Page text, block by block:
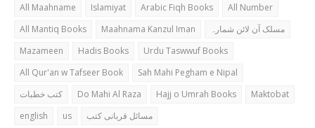
All Maahname
Islamiyat Arabic Fiqh Books
All Number
All Mantiq Books
Maahnama Kanzul Iman
مسلک آن لائن شمارہ
Mazameen
Hadis Books
Urdu Taswwuf Books
All Qur'an w Tafseer Book
Sah Mahi Pegham e Nipal
کتب خطبات
Do Mahi Al Raza Hajj o Umrah Books
Maktobat
english
us مسائل قربانی کتب